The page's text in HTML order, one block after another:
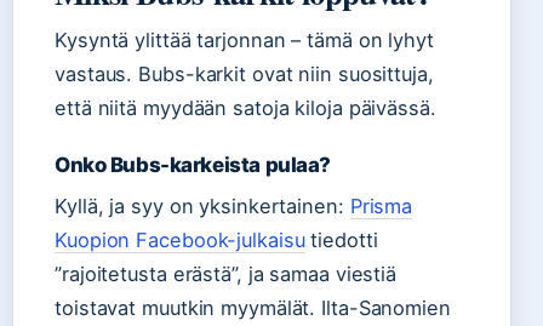
Kysyntä ylittää tarjonnan – tämä on lyhyt
vastaus. Bubs-karkit ovat niin suosittuja,
että niitä myydään satoja kiloja päivässä.
Onko Bubs-karkeista pulaa?
Kyllä, ja syy on yksinkertainen: Prisma
Kuopion Facebook-julkaisutiedotti
”rajoitetusta erästä”, ja samaa viestiä
toistavat muutkin myymälät. Ilta-Sanomien